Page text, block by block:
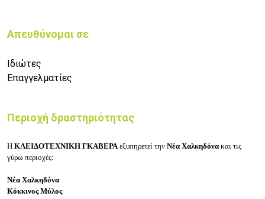
Απευθύνομαι σε
Ιδιώτες
Επαγγελματίες
Περιοχή δραστηριότητας
Η ΚΛΕΙΔΟΤΕΧΝΙΚΗ ΓΚΑΒΕΡΑ εξυπηρετεί την Νέα Χαλκηδόνα και τις
γύρω περιοχές:
Νέα Χαλκηδόνα
Κόκκινος Μύλος